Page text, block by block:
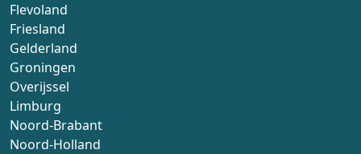
Flevoland
Friesland
Gelderland
Groningen
Overijssel
Limburg
Noord-Brabant
Noord-Holland